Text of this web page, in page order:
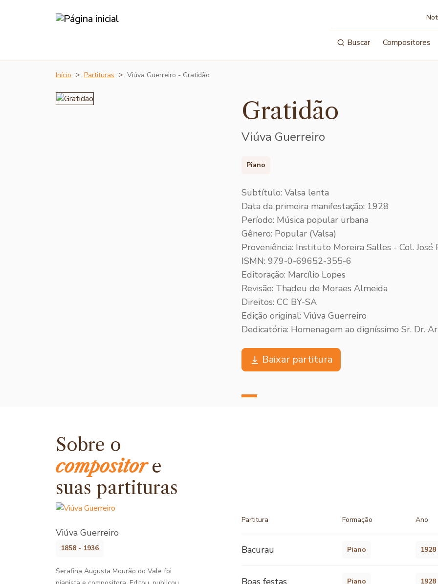
Buscar Compositores
Início Partituras Viúva Guerreiro - Gratidão
Gratidão
Viúva Guerreiro
Piano
Subtítulo: Valsa lenta
Data da primeira manifestação: 1928
Período: Música popular urbana
Gênero: Popular (Valsa)
Proveniência: Instituto Moreira Salles - Col. José
ISMN: 979-0-69652-355-6
Editoração: Marcílio Lopes
Revisão: Thadeu de Moraes Almeida
Direitos: CC BY-SA
Edição original: Viúva Guerreiro
Dedicatória: Homenagem ao digníssimo Sr. Dr.
Baixar partitura
Sobre o
compositore
suas partituras
Viúva Guerreiro
1858 - 1936
Serafina Augusta Mourão do Vale foi
Partitura Formação Ano
Bacurau Piano 1928
Boas festas Piano 1928